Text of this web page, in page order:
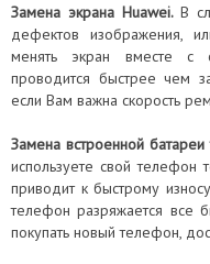
Замена экрана Huawei.В
дефектов изображения,
менять экран вместе с
проводится быстрее чем
если Вам важна скорость
Замена встроенной
используете свой телефон
приводит к быстрому
телефон разряжается все
покупать новый телефон,